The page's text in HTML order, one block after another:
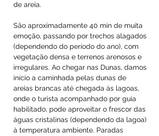
de areia.
São aproximadamente 40 min de muita
emoção, passando por trechos alagados
(dependendo do período do ano), com
vegetação densa e terrenos arenosos e
irregulares. Ao chegar nas Dunas, damos
início a caminhada pelas dunas de
areias brancas até chegada às lagoas,
onde o turista acompanhado por guia
habilitado, pode aproveitar o frescor das
águas cristalinas (dependendo da lagoa)
à temperatura ambiente. Paradas